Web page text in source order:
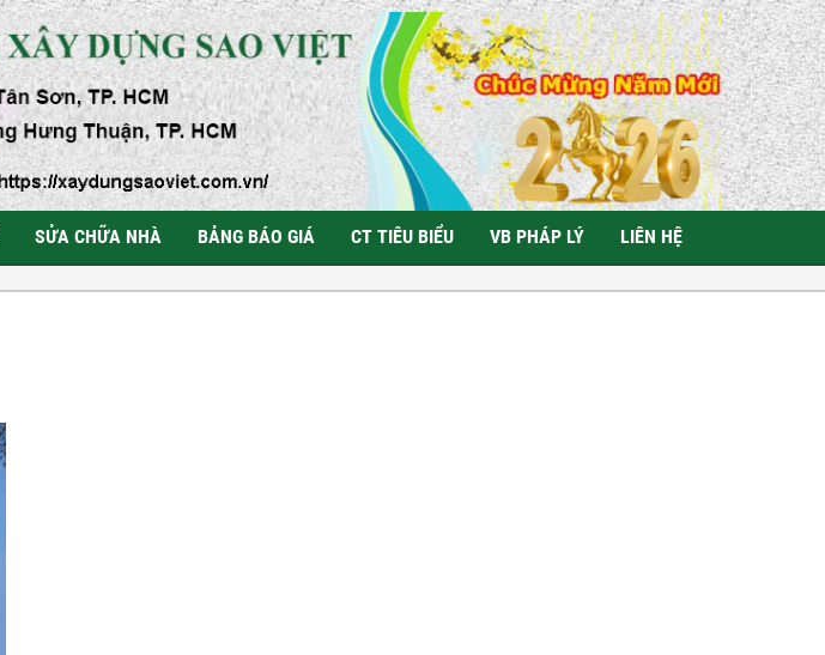
SỬA CHỮA NHÀ BẢNG BÁO GIÁ CT TIÊU BIỂU VB PHÁP LÝ LIÊN HỆ